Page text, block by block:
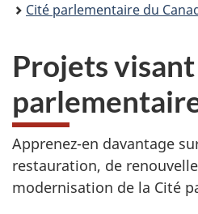
Cité parlementaire du
Projets
Apprenez-en davantage
restauration, de
modernisation de la Cité